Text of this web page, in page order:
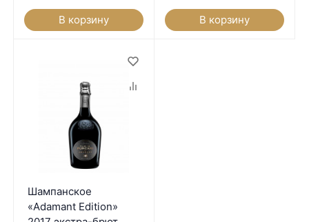
В корзину В корзину
Шампанское
«Adamant Edition»